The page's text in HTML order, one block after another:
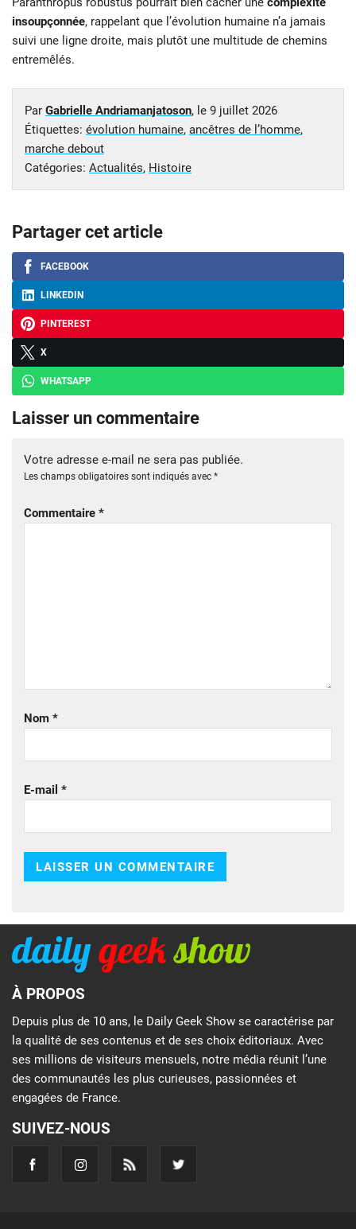
insoupçonnée, rappelant que l’évolution humaine n’a jamais
suivi une ligne droite, mais plutôt une multitude de chemins
entremêlés.
Par Gabrielle Andriamanjatoson, le 9 juillet 2026
Étiquettes: évolution humaine, ancêtres de l’homme,
marche debout
Catégories: Actualités, Histoire
Partager cet article
FACEBOOK
LINKEDIN
PINTEREST
X
WHATSAPP
Laisser un commentaire
Votre adresse e-mail ne sera pas publiée.
Les champs obligatoires sont indiqués avec *
Commentaire *
Nom *
E-mail *
À PROPOS
Depuis plus de 10 ans, le Daily Geek Show se caractérise par
la qualité de ses contenus et de ses choix éditoriaux. Avec
ses millions de visiteurs mensuels, notre média réunit l’une
des communautés les plus curieuses, passionnées et
engagées de France.
SUIVEZ-NOUS